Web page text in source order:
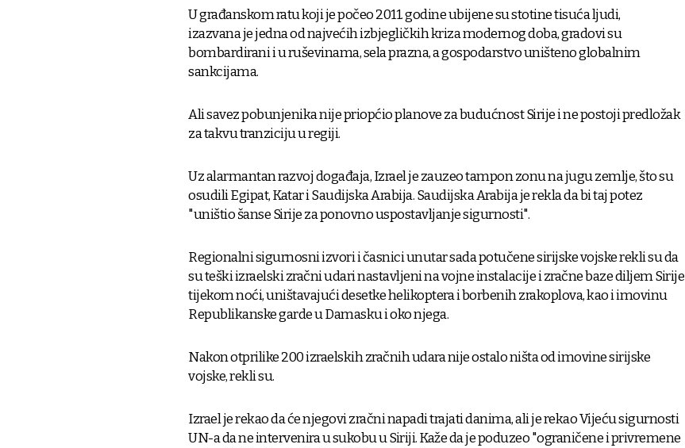
U građanskom ratu koji je počeo 2011. godine ubijene su stotine tisuća ljudi,
izazvana je jedna od najvećih izbjegličkih kriza modernog doba, gradovi su
bombardirani i u ruševinama, sela prazna, a gospodarstvo uništeno globalnim
sankcijama.
Ali savez pobunjenika nije priopćio planove za budućnost Sirije i ne postoji predložak
za takvu tranziciju u regiji.
Uz alarmantan razvoj događaja, Izrael je zauzeo tampon zonu na jugu zemlje, što su
osudili Egipat, Katar i Saudijska Arabija. Saudijska Arabija je rekla da bi taj potez
"uništio šanse Sirije za ponovno uspostavljanje sigurnosti".
Regionalni sigurnosni izvori i časnici unutar sada potučene sirijske vojske rekli su da
su teški izraelski zračni udari nastavljeni na vojne instalacije i zračne baze diljem Sirije
tijekom noći, uništavajući desetke helikoptera i borbenih zrakoplova, kao i imovinu
Republikanske garde u Damasku i oko njega.
Nakon otprilike 200 izraelskih zračnih udara nije ostalo ništa od imovine sirijske
vojske, rekli su.
Izrael je rekao da će njegovi zračni napadi trajati danima, ali je rekao Vijeću sigurnosti
UN-a da ne intervenira u sukobu u Siriji. Kaže da je poduzeo "ograničene i privremene